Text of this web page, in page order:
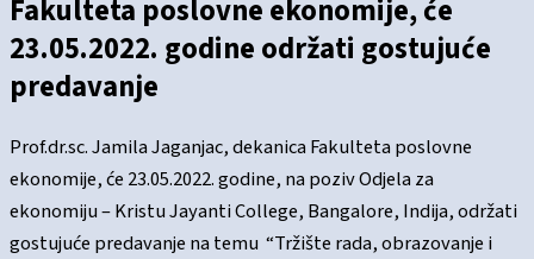
Fakulteta poslovne ekonomije, će
23.05.2022. godine održati gostujuće
predavanje
Prof.dr.sc. Jamila Jaganjac, dekanica Fakulteta poslovne
ekonomije, će 23.05.2022. godine, na poziv Odjela za
ekonomiju – Kristu Jayanti College, Bangalore, Indija, održati
gostujuće predavanje na temu “Tržište rada, obrazovanje i